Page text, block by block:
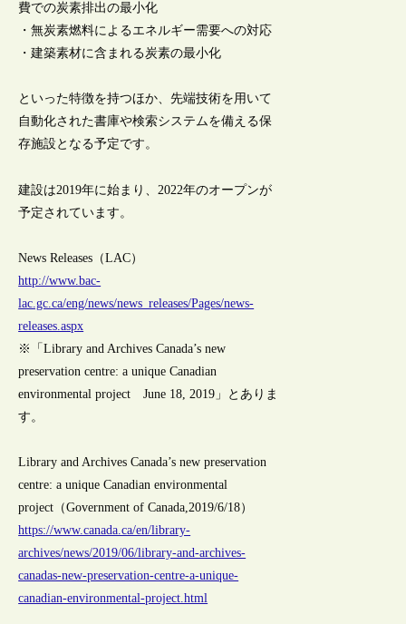
費での炭素排出の最小化
・無炭素燃料によるエネルギー需要への対応
・建築素材に含まれる炭素の最小化
といった特徴を持つほか、先端技術を用いて
自動化された書庫や検索システムを備える保
存施設となる予定です。
建設は2019年に始まり、2022年のオープンが
予定されています。
News Releases（LAC）
http://www.bac-
lac.gc.ca/eng/news/news_releases/Pages/news-
releases.aspx
※「Library and Archives Canada’s new
preservation centre: a unique Canadian
environmental project June 18, 2019」とありま
す。
Library and Archives Canada’s new preservation
centre: a unique Canadian environmental
project（Government of Canada,2019/6/18）
https://www.canada.ca/en/library-
archives/news/2019/06/library-and-archives-
canadas-new-preservation-centre-a-unique-
canadian-environmental-project.html